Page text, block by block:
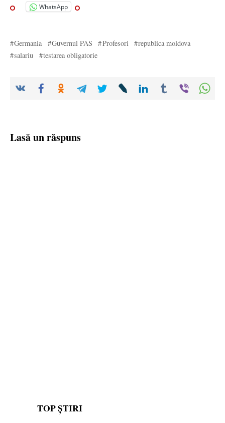
WhatsApp
Germania Guvernul PAS Profesori
republica moldova
salariu
testarea obligatorie
Lasă un răspuns
TOP ȘTIRI